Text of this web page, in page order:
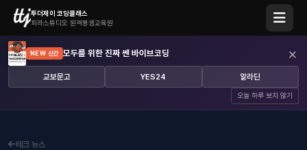
투더제이 코딩클래스
피라스튜디오 원격평생교육원
NEW 신간 모두를 위한 진짜 쎈 바이브코딩
교보문고 YES24 알라딘
오늘 하루 보지 않기
×
테크 뉴스